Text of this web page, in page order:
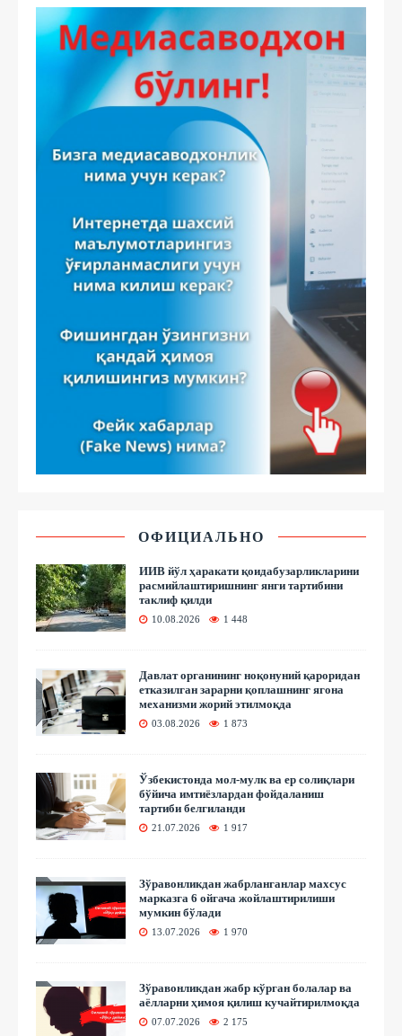
ОФИЦИАЛЬНО
ИИВ йўл ҳаракати қоидабузарликларини
расмийлаштиришнинг янги тартибини
таклиф қилди
10.08.2026 1 448
Давлат органининг ноқонуний қароридан
етказилган зарарни қоплашнинг ягона
механизми жорий этилмоқда
03.08.2026 1 873
Ўзбекистонда мол-мулк ва ер солиқлари
бўйича имтиёзлардан фойдаланиш
тартиби белгиланди
21.07.2026 1 917
Зўравонликдан жабрланганлар махсус
марказга 6 ойгача жойлаштирилиши
мумкин бўлади
13.07.2026 1 970
Зўравонликдан жабр кўрган болалар ва
аёлларни ҳимоя қилиш кучайтирилмоқда
07.07.2026 2 175